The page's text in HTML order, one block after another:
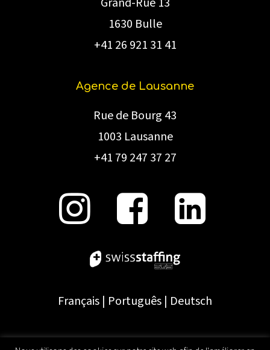
1630 Bulle
+41 26 921 31 41
Agence de Lausanne
Rue de Bourg 43
1003 Lausanne
+41 79 247 37 27
Français | Português | Deutsch